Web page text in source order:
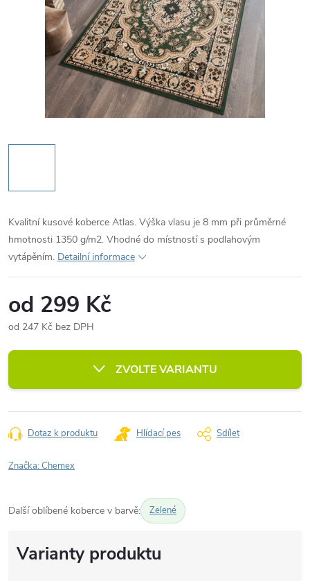
Kvalitní kusové koberce Atlas. Výška vlasu je 8 mm při průměrné
hmotnosti 1350 g/m2. Vhodné do místností s podlahovým
vytápěním. Detailní informace
od 299 Kč
od 247 Kč bez DPH
cena:
ZVOLTE VARIANTU
Dotaz k produktu Hlídací pes Sdílet
Značka:Chemex
Další oblíbené koberce v barvě: Zelené